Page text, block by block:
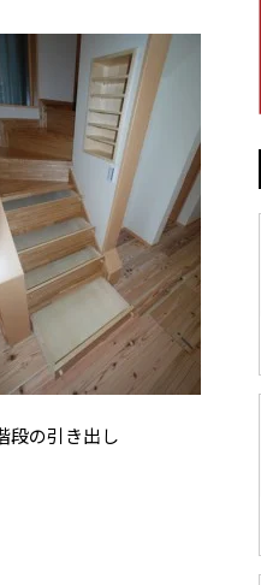
段の引き出し